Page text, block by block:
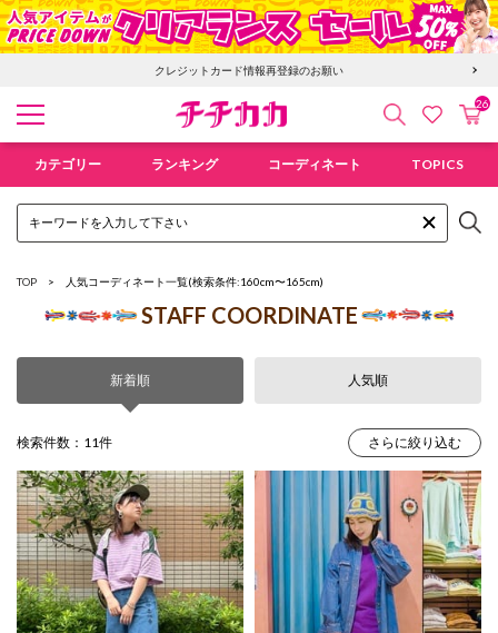
クレジットカード情報再登録のお願い
検索 お気にカ
26
カテゴリー ランキング コーディネート TOPICS
TOP 人気コーディネート一覧(検索条件:160cm〜165cm)
STAFF COORDINATE
新着順 人気順
検索件数：11件 さらに絞り込む